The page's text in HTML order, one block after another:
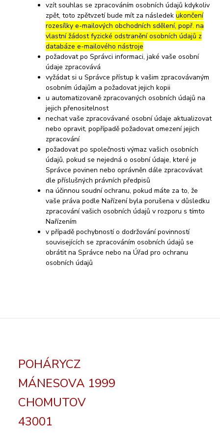
vzít souhlas se zpracováním osobních údajů kdykoliv
zpět, toto zpětvzetí bude mít za následekukončení
rozesílky e-mailových obchodních sdělení, popř. na
vlastní žádost fyzické odstranění osobních údajů z
databáze e-mailového nástroje
požadovat po Správci informaci, jaké vaše osobní
údaje zpracovává
vyžádat si u Správce přístup k vašim zpracovávaným
osobním údajům a požadovat jejich kopii
u automatizovaně zpracovaných osobních údajů na
jejich přenositelnost
nechat vaše zpracovávané osobní údaje aktualizovat
nebo opravit, popřípadě požadovat omezení jejich
zpracování
požadovat po společnosti výmaz vašich osobních
údajů, pokud se nejedná o osobní údaje, které je
Správce povinen nebo oprávněn dále zpracovávat
dle příslušných právních předpisů
na účinnou soudní ochranu, pokud máte za to, že
vaše práva podle Nařízení byla porušena v důsledku
zpracování vašich osobních údajů v rozporu s tímto
Nařízením
v případě pochybností o dodržování povinností
souvisejících se zpracováním osobních údajů se
obrátit na Správce nebo na Úřad pro ochranu
osobních údajů
POHÁRYCZ
MÁNESOVA 1999
CHOMUTOV
43001